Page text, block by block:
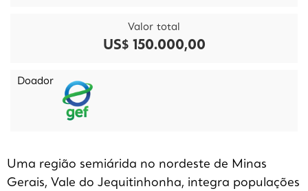
Valor total
US$ 150.000,00
Doador
Uma região semiárida no nordeste de Minas
Gerais, Vale do Jequitinhonha, integra populações